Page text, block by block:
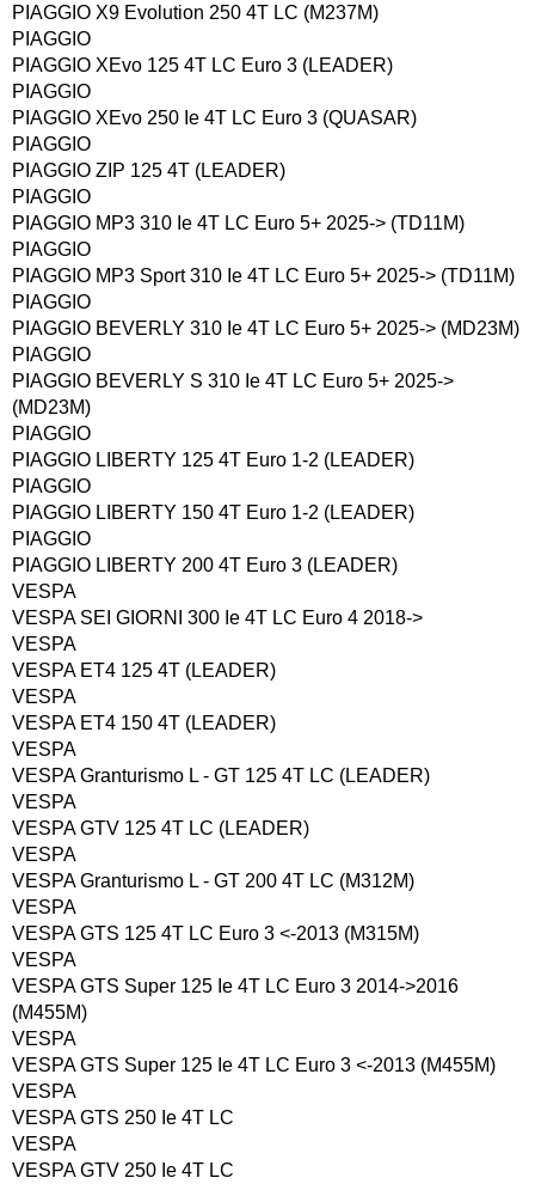
PIAGGIO X9 Evolution 250 4T LC (M237M)
PIAGGIO
PIAGGIO XEvo 125 4T LC Euro 3 (LEADER)
PIAGGIO
PIAGGIO XEvo 250 Ie 4T LC Euro 3 (QUASAR)
PIAGGIO
PIAGGIO ZIP 125 4T (LEADER)
PIAGGIO
PIAGGIO MP3 310 Ie 4T LC Euro 5+ 2025-> (TD11M)
PIAGGIO
PIAGGIO MP3 Sport 310 Ie 4T LC Euro 5+ 2025-> (TD11M)
PIAGGIO
PIAGGIO BEVERLY 310 Ie 4T LC Euro 5+ 2025-> (MD23M)
PIAGGIO
PIAGGIO BEVERLY S 310 Ie 4T LC Euro 5+ 2025->
(MD23M)
PIAGGIO
PIAGGIO LIBERTY 125 4T Euro 1-2 (LEADER)
PIAGGIO
PIAGGIO LIBERTY 150 4T Euro 1-2 (LEADER)
PIAGGIO
PIAGGIO LIBERTY 200 4T Euro 3 (LEADER)
VESPA
VESPA SEI GIORNI 300 Ie 4T LC Euro 4 2018->
VESPA
VESPA ET4 125 4T (LEADER)
VESPA
VESPA ET4 150 4T (LEADER)
VESPA
VESPA Granturismo L - GT 125 4T LC (LEADER)
VESPA
VESPA GTV 125 4T LC (LEADER)
VESPA
VESPA Granturismo L - GT 200 4T LC (M312M)
VESPA
VESPA GTS 125 4T LC Euro 3 <-2013 (M315M)
VESPA
VESPA GTS Super 125 Ie 4T LC Euro 3 2014->2016
(M455M)
VESPA
VESPA GTS Super 125 Ie 4T LC Euro 3 <-2013 (M455M)
VESPA
VESPA GTS 250 Ie 4T LC
VESPA
VESPA GTV 250 Ie 4T LC